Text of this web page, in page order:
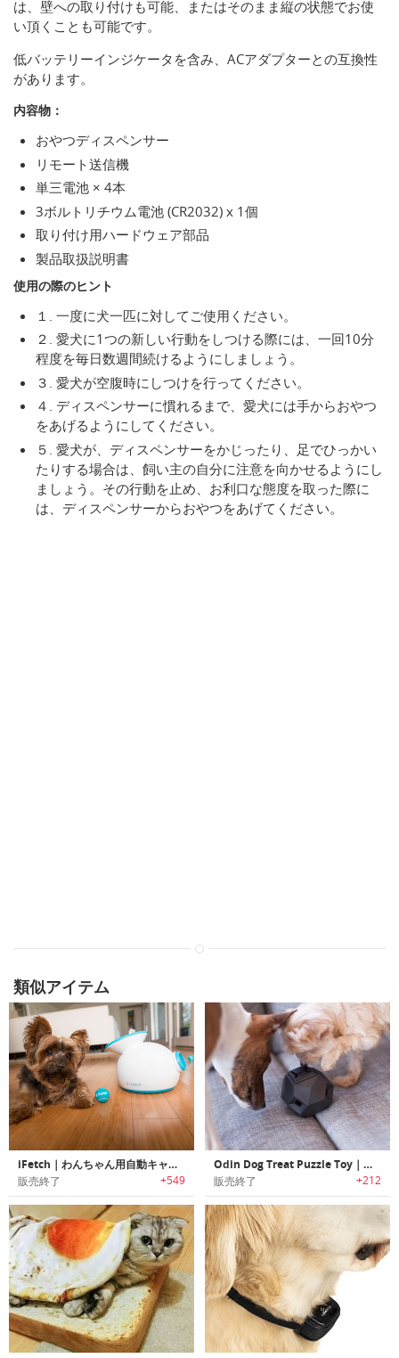
は、壁への取り付けも可能、またはそのまま縦の状態でお使
い頂くことも可能です。
低バッテリーインジケータを含み、ACアダプターとの互換性
があります。
内容物：
おやつディスペンサー
リモート送信機
単三電池 × 4本
3ボルトリチウム電池 (CR2032) x 1個
取り付け用ハードウェア部品
製品取扱説明書
使用の際のヒント
１. 一度に犬一匹に対してご使用ください。
２. 愛犬に1つの新しい行動をしつける際には、一回10分
程度を毎日数週間続けるようにしましょう。
３. 愛犬が空腹時にしつけを行ってください。
４. ディスペンサーに慣れるまで、愛犬には手からおやつ
をあげるようにしてください。
５. 愛犬が、ディスペンサーをかじったり、足でひっかい
たりする場合は、飼い主の自分に注意を向かせるようにし
ましょう。その行動を止め、お利口な態度を取った際に
は、ディスペンサーからおやつをあげてください。
類似アイテム
iFetch｜わんちゃん用自動キャッチボールマシン
販売終了 +549
Odin Dog Treat Puzzle Toy｜楽しみながらエサを受け取れる犬用給餌ディスペンサー「オーディン」
販売終了 +212